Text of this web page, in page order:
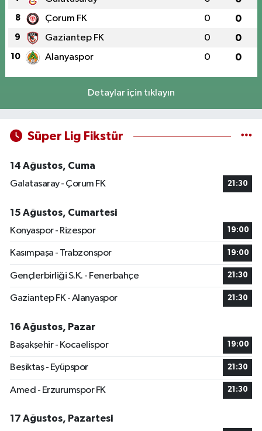
8 Çorum FK 0 0
9 Gaziantep FK 0 0
10 Alanyaspor 0 0
Detaylar için tıklayın
Süper Lig Fikstür
14 Ağustos, Cuma
Galatasaray - Çorum FK
21:30
15 Ağustos, Cumartesi
Konyaspor - Rizespor
19:00
Kasımpaşa - Trabzonspor 19:00
Gençlerbirliği S.K. - Fenerbahçe 21:30
Gaziantep FK - Alanyaspor 21:30
16 Ağustos, Pazar
Başakşehir - Kocaelispor
19:00
Beşiktaş - Eyüpspor 21:30
Amed - Erzurumspor FK 21:30
17 Ağustos, Pazartesi